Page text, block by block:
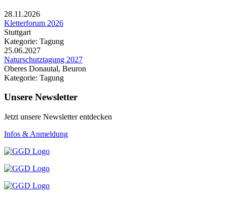
28.11.2026
Kletterforum 2026
Stuttgart
Kategorie: Tagung
25.06.2027
Naturschutztagung 2027
Oberes Donautal, Beuron
Kategorie: Tagung
Unsere Newsletter
Jetzt unsere Newsletter entdecken
Infos & Anmeldung